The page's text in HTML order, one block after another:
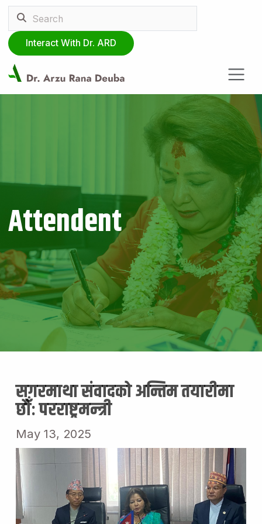
Interact With Dr. ARD
Attendent
सगरमाथा संवादको अन्तिम तयारीमा
छौँः परराष्ट्रमन्त्री
May 13, 2025